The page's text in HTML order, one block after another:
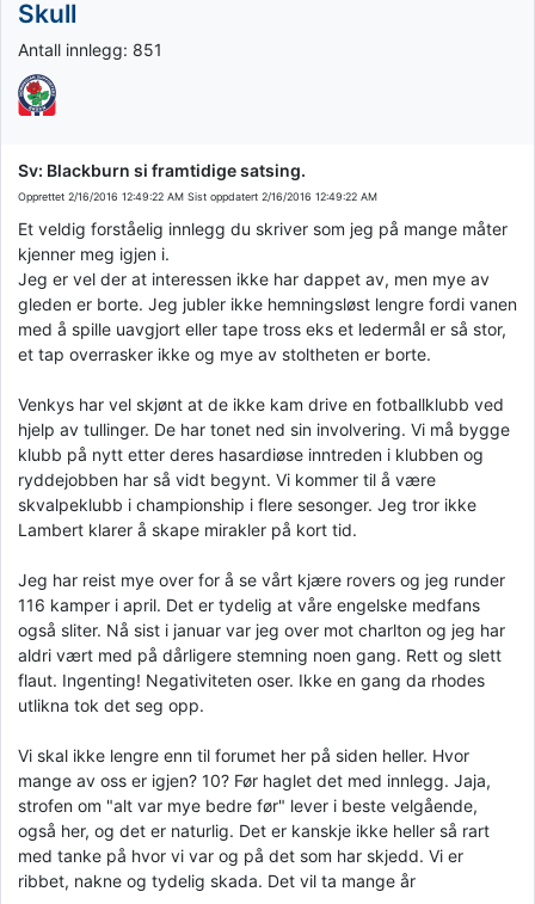
Skull
Antall innlegg: 851
Sv: Blackburn si framtidige satsing.
Opprettet 2/16/2016 12:49:22 AM Sist oppdatert 2/16/2016 12:49:22 AM
Et veldig forståelig innlegg du skriver som jeg på mange måter
kjenner meg igjen i.
Jeg er vel der at interessen ikke har dappet av, men mye av
gleden er borte. Jeg jubler ikke hemningsløst lengre fordi vanen
med å spille uavgjort eller tape tross eks et ledermål er så stor,
et tap overrasker ikke og mye av stoltheten er borte.
Venkys har vel skjønt at de ikke kam drive en fotballklubb ved
hjelp av tullinger. De har tonet ned sin involvering. Vi må bygge
klubb på nytt etter deres hasardiøse inntreden i klubben og
ryddejobben har så vidt begynt. Vi kommer til å være
skvalpeklubb i championship i flere sesonger. Jeg tror ikke
Lambert klarer å skape mirakler på kort tid.
Jeg har reist mye over for å se vårt kjære rovers og jeg runder
116 kamper i april. Det er tydelig at våre engelske medfans
også sliter. Nå sist i januar var jeg over mot charlton og jeg har
aldri vært med på dårligere stemning noen gang. Rett og slett
flaut. Ingenting! Negativiteten oser. Ikke en gang da rhodes
utlikna tok det seg opp.
Vi skal ikke lengre enn til forumet her på siden heller. Hvor
mange av oss er igjen? 10? Før haglet det med innlegg. Jaja,
strofen om "alt var mye bedre før" lever i beste velgående,
også her, og det er naturlig. Det er kanskje ikke heller så rart
med tanke på hvor vi var og på det som har skjedd. Vi er
ribbet, nakne og tydelig skada. Det vil ta mange år